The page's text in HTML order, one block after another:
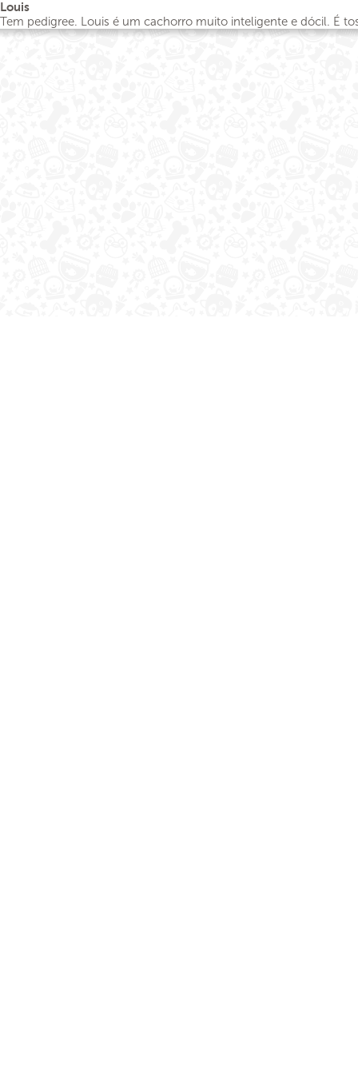
Louis
Tem pedigree. Louis é um cachorro muito inteligente e dócil. É